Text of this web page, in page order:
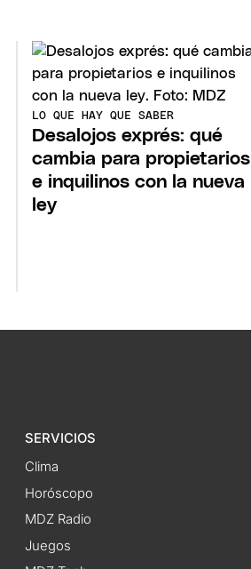
LO QUE HAY QUE SABER
Desalojos exprés: qué
cambia para propietarios
e inquilinos con la nueva
ley
SERVICIOS
Clima
Horóscopo
MDZ Radio
Juegos